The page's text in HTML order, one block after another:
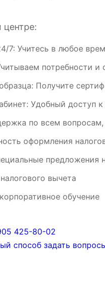
7: Учитесь в любое
потребности и
Получите
Удобный доступ
по всем
оформления
предложения
вычета
обучение
425-80-02‬‬
способ задать